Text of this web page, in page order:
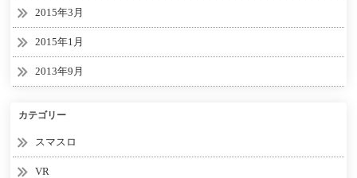
2015年3月
2015年1月
2013年9月
カテゴリー
スマスロ
VR